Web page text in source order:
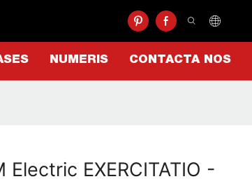
NUMERIS CONTACTA NOS
EXERCITATIO -